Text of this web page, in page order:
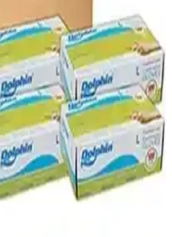
Muayene Eldivenleri
yüksek dayanıklılık ve
sağlık ve gıda sektöründe
çözümler sağlar.
Sağlıklı Kullanım İçin
kullanım alanları ve güvenlik
korumak için dikkat